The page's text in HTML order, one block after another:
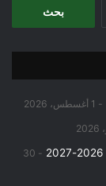
1 أغسطس، 2026
30